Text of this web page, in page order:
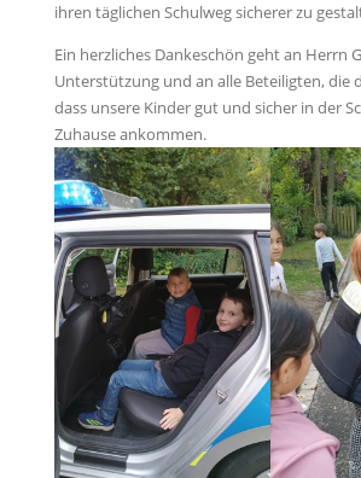
ihren täglichen Schulweg sicherer zu
Ein herzliches Dankeschön geht an Herrn
Unterstützung und an alle Beteiligten, die
dass unsere Kinder gut und sicher in der
Zuhause ankommen.